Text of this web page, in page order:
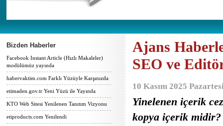
Bizden Haberler
Facebook Instant Article (Hızlı Makaleler)
modülümüz yayında
habervaktim.com Farklı Yüzüyle Karşınızda
etimaden.gov.tr Yeni Yüzü ile Yayında
KTO Web Sitesi Yenilenen Tanıtım Vizyonu
etiproducts.com Yenilendi
Ajans
SEO ve
10 Kasım 2025
Yinelenen içerik
kopya içerik midir?